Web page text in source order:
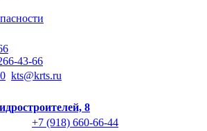
43-66
kts@krts.ru
8
+7 (918) 660-66-44